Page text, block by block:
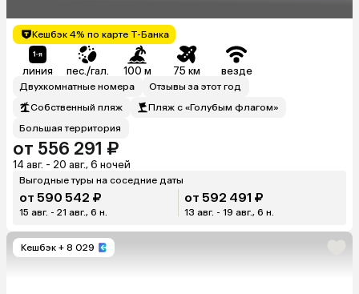
Кешбэк 4% по карте Т-Банка
линия пес./гал. 100 м 75 км везде
Двухкомнатные номера
Отзывы за этот год
Собственный пляж
Пляж с «Голубым флагом»
Большая территория
от 556 291 ₽
14 авг. - 20 авг., 6 ночей
Выгодные туры на соседние даты
от 590 542 ₽
15 авг. - 21 авг., 6 н.
от 592 491 ₽
13 авг. - 19 авг., 6 н.
Кешбэк + 8 029